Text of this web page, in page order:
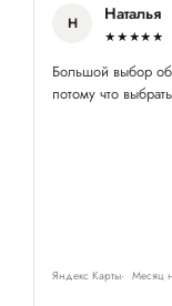
Н Наталья
★★★★★
Большой выбор
потому что
Яндекс Карты Месяц